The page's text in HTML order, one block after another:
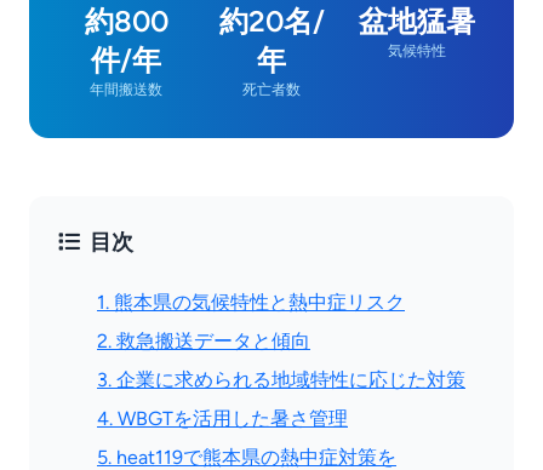
約800
件/年
年間搬送数
約20名/
年
死亡者数
盆地猛暑
気候特性
目次
1. 熊本県の気候特性と熱中症リスク
2. 救急搬送データと傾向
3. 企業に求められる地域特性に応じた対策
4. WBGTを活用した暑さ管理
5. heat119で熊本県の熱中症対策を